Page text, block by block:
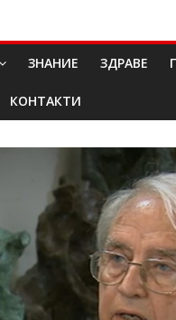
ЗНАНИЕ ЗДРАВЕ
КОНТАКТИ